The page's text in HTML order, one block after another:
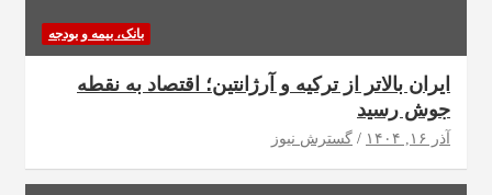
بانک، بیمه و بودجه
ایران بالاتر از ترکیه و آرژانتین؛ اقتصاد به نقطه
جوش رسید
آذر ۱۶, ۱۴۰۴ گسترش نیوز